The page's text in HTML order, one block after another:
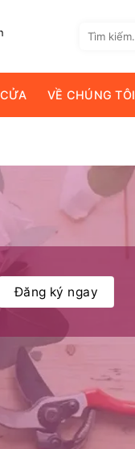
Tìm
VỀ CHÚNG TÔI